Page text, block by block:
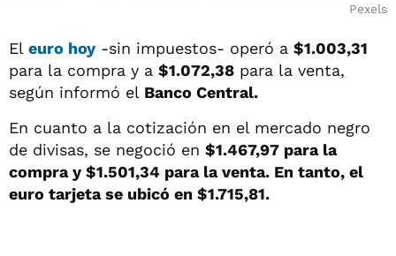
Pexels
El euro hoy -sin impuestos- operó a $1.003,31
para la compra y a $1.072,38 para la venta,
según informó el Banco Central.
En cuanto a la cotización en el mercado negro
de divisas, se negoció en $1.467,97 para la
compra y $1.501,34 para la venta. En tanto, el
euro tarjeta se ubicó en $1.715,81.